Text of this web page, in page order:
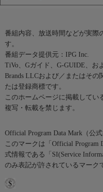
番組内容、放送時間などが実際
す。
番組データ提供元：IPG Inc.
TiVo、Gガイド、G-GUIDE、お
Brands LLCおよび／またはその
たは登録商標です。
このホームページに掲載してい
複写・転載を禁じます。
Official Program Data Mark（公
このマークは「Official Program
式情報である「SI(Service
のみ表記が許されているマーク